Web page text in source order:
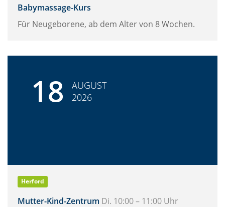
Babymassage-Kurs
Für Neugeborene, ab dem Alter von 8 Wochen.
18
AUGUST
2026
Herford
Mutter-Kind-Zentrum Di. 10:00 – 11:00 Uhr